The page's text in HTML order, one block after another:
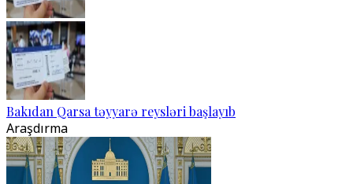
Bakıdan Qarsa təyyarə reysləri başlayıb
Araşdırma